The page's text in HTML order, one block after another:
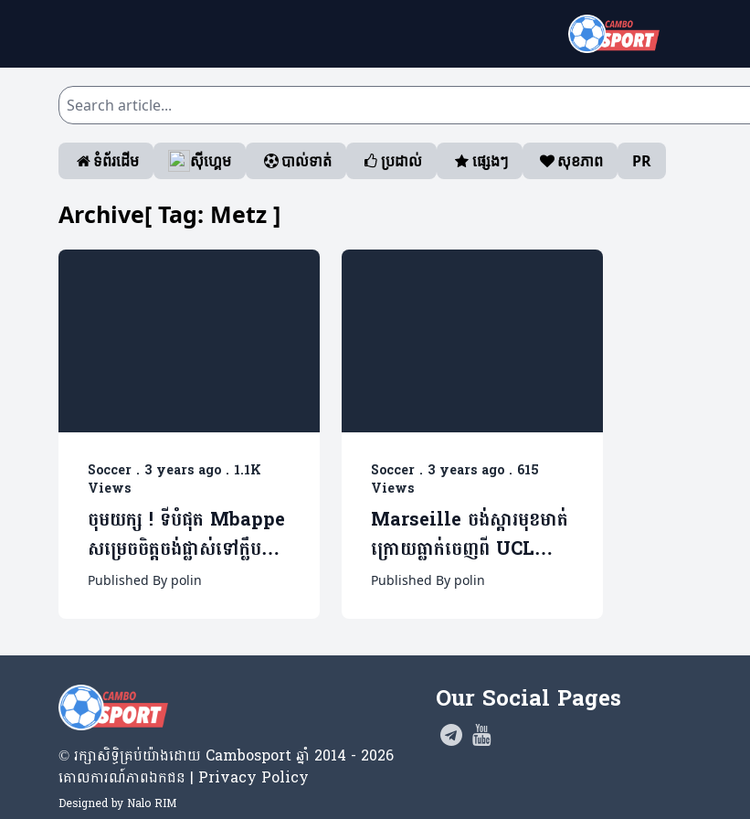
ទំព័រដើម ស៊ីហ្គេម បាល់ទាត់ ប្រដាល់ ផ្សេងៗ សុខភាព PR
Archive[ Tag: Metz ]
Soccer . 3 years ago . 1.1K
Views
ចុមយក្ស ! ទីបំផុត Mbappe
សម្រេចចិត្តចង់ផ្លាស់ទៅក្លឹប
យក្សមួយនេះវិញ ( មានវីដេអូ)
Published By polin
Soccer . 3 years ago . 615
Views
Marseille ចង់ស្តារមុខមាត់
ក្រោយធ្លាក់ចេញពី UCL
ខណៈ Metz មិនចង់បរាជ័យ
Published By polin
© រក្សា​សិទ្ធិ​គ្រប់​យ៉ាង​ដោយ​ Cambosport ឆ្នាំ 2014 - 2026
គោលការណ៍​ភាព​ឯកជន | Privacy Policy
Designed by Nalo RIM
Our Social Pages